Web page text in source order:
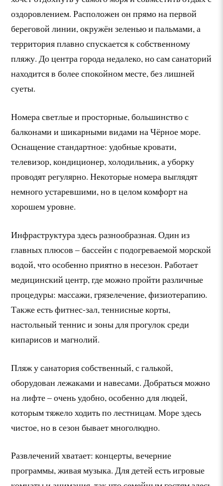
оздоровлением. Расположен он прямо на первой
береговой линии, окружён зеленью и пальмами, а
территория плавно спускается к собственному
пляжу. До центра города недалеко, но сам санаторий
находится в более спокойном месте, без лишней
суеты.
Номера светлые и просторные, большинство с
балконами и шикарными видами на Чёрное море.
Оснащение стандартное: удобные кровати,
телевизор, кондиционер, холодильник, а уборку
проводят регулярно. Некоторые номера выглядят
немного устаревшими, но в целом комфорт на
хорошем уровне.
Инфраструктура здесь разнообразная. Один из
главных плюсов – бассейн с подогреваемой морской
водой, что особенно приятно в несезон. Работает
медицинский центр, где можно пройти различные
процедуры: массажи, грязелечение, физиотерапию.
Также есть фитнес-зал, теннисные корты,
настольный теннис и зоны для прогулок среди
кипарисов и магнолий.
Пляж у санатория собственный, с галькой,
оборудован лежаками и навесами. Добраться можно
на лифте – очень удобно, особенно для людей,
которым тяжело ходить по лестницам. Море здесь
чистое, но в сезон бывает многолюдно.
Развлечений хватает: концерты, вечерние
программы, живая музыка. Для детей есть игровые